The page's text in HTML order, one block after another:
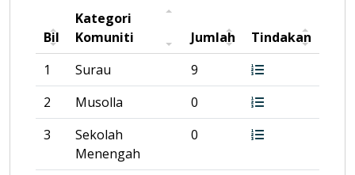
Bil
Kategori
Komuniti
Jumlah
Tindakan
1
Surau
9
2
Musolla
0
3
Sekolah
Menengah
0